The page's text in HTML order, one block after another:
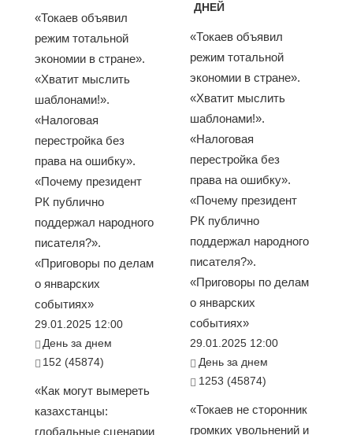
«Токаев объявил
режим тотальной
экономии в стране».
«Хватит мыслить
шаблонами!».
«Налоговая
перестройка без
права на ошибку».
«Почему президент
РК публично
поддержал народного
писателя?».
«Приговоры по делам
о январских
событиях»
29.01.2025 12:00
День за днем
152 (45874)
«Как могут вымереть
казахстанцы:
глобальные сценарии
ДНЕЙ
«Токаев объявил
режим тотальной
экономии в стране».
«Хватит мыслить
шаблонами!».
«Налоговая
перестройка без
права на ошибку».
«Почему президент
РК публично
поддержал народного
писателя?».
«Приговоры по делам
о январских
событиях»
29.01.2025 12:00
День за днем
1253 (45874)
«Токаев не сторонник
громких увольнений и